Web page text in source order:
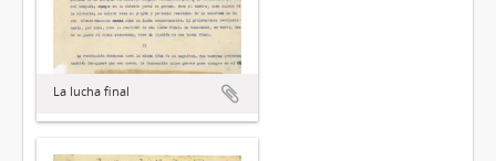
La lucha final